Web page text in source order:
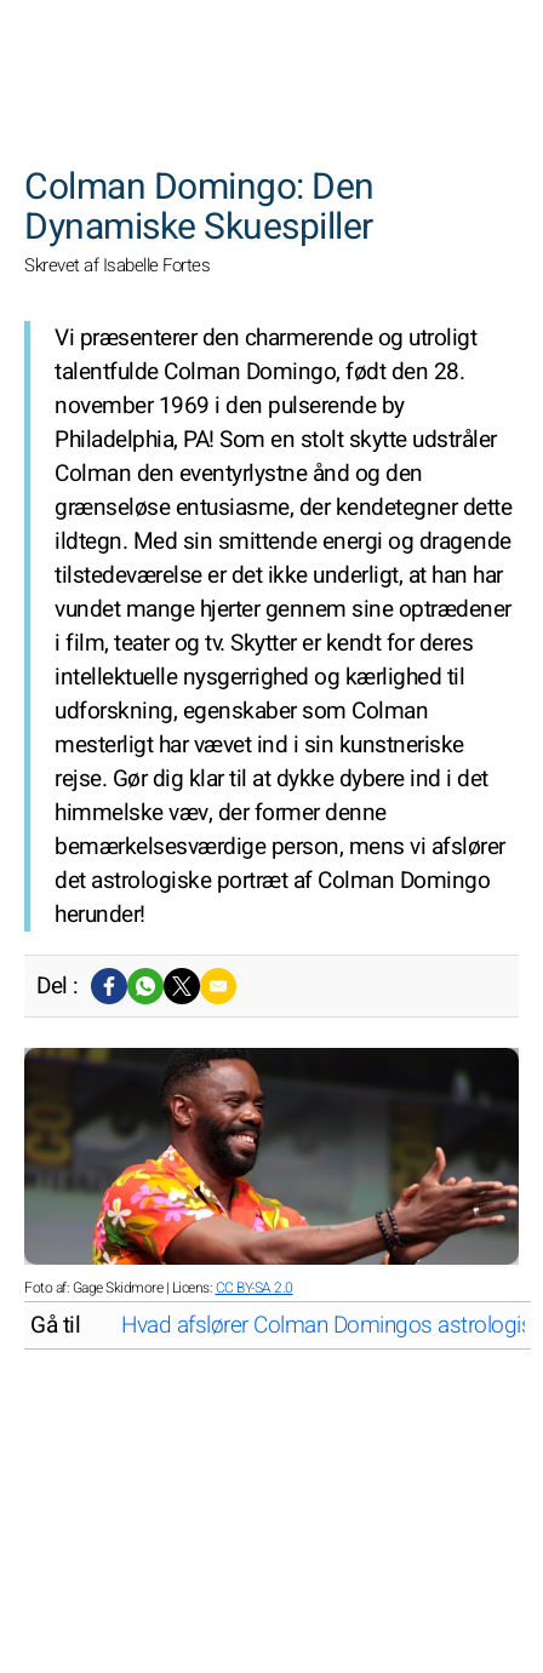
Colman Domingo: Den
Dynamiske Skuespiller
Skrevet af Isabelle Fortes
Vi præsenterer den charmerende og utroligt
talentfulde Colman Domingo, født den 28.
november 1969 i den pulserende by
Philadelphia, PA! Som en stolt skytte udstråler
Colman den eventyrlystne ånd og den
grænseløse entusiasme, der kendetegner dette
ildtegn. Med sin smittende energi og dragende
tilstedeværelse er det ikke underligt, at han har
vundet mange hjerter gennem sine optrædener
i film, teater og tv. Skytter er kendt for deres
intellektuelle nysgerrighed og kærlighed til
udforskning, egenskaber som Colman
mesterligt har vævet ind i sin kunstneriske
rejse. Gør dig klar til at dykke dybere ind i det
himmelske væv, der former denne
bemærkelsesværdige person, mens vi afslører
det astrologiske portræt af Colman Domingo
herunder!
Del :
Foto af: Gage Skidmore | Licens:CC BY-SA 2.0
Gå til Hvad afslører Colman Domingos